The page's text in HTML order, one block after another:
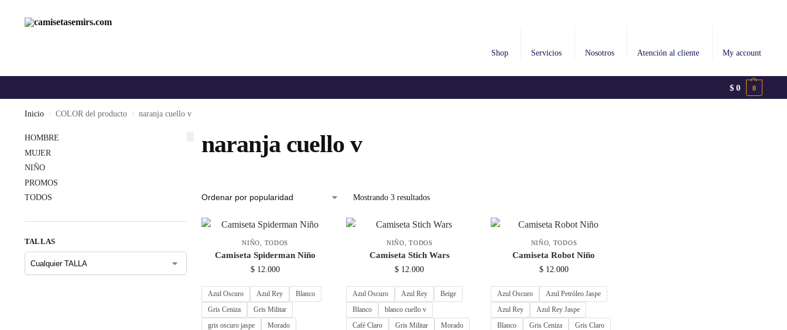
Shop Servicios Nosotros Atención al cliente My account
$ 0 0
Inicio / COLOR del producto / naranja cuello v
naranja cuello v
Mostrando 3 resultados
NIÑO TODOS
Camiseta Spiderman Niño
$12.000
Azul Oscuro Azul Rey
Blanco
Gris Ceniza
Gris Militar
gris oscuro jaspe
Morado
NIÑO ,TODOS
Camiseta Stich Wars
$ 12.000
Azul Oscuro Azul Rey
Beige
Blanco
blanco cuello v
Café Claro
Gris Militar
Morado
NIÑO TODOS
Camiseta Robot Niño
$12.000
Azul Oscuro
Azul Petróleo Jaspe
Azul Rey
Azul Rey Jaspe
Blanco
Gris Ceniza
Gris Claro
HOMBRE
MUJER
NIÑO
PROMOS
TODOS
TALLAS